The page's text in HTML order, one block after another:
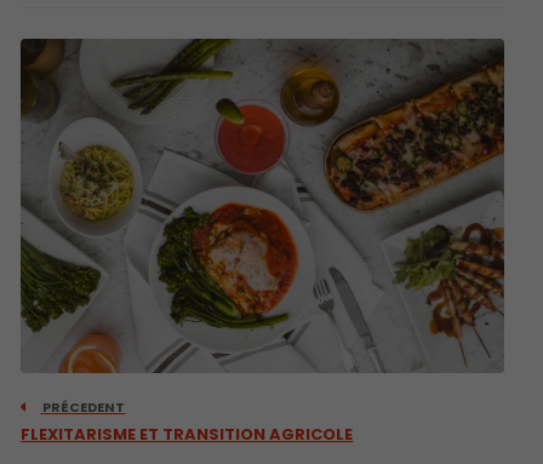
PRÉCEDENT
FLEXITARISME ET TRANSITION AGRICOLE